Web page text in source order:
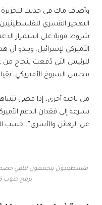
وأضاف ماك في حديث
التهجير القسري
شروط قوية على استمرار
الأميركي لإسرائيل. ويبدو أن
للرئيس التي دُفعت بنجاح من
مجلس الشيوخ الأميريكي،
من ناحية أخرى، إذا مضى
بسرعة إلى فقدان الدعم
عن الرهائن والأسرى”، حسب
فلسطينيون يتجمعون لتلقي حصص
برفح جنوب